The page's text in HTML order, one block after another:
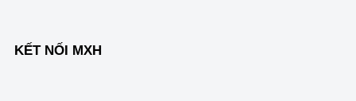
KẾT NỐI MXH